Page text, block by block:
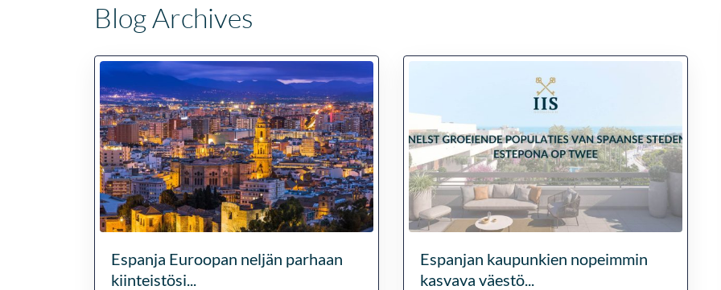
Blog Archives
Espanja Euroopan neljän parhaan
kiinteistösi...
Espanjan kaupunkien nopeimmin
kasvava väestö...
Fantastische service en
begeleiding
Zeer goede service en
uitstekende
Er werd echt de tijd
genomen om mijn
in kaart te brengen.
Stijn, mijn
Lees verder
28 April